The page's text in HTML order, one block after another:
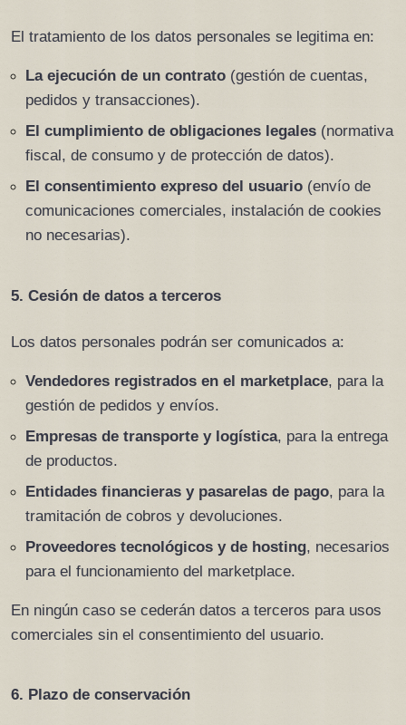
El tratamiento de los datos personales se legitima en:
La ejecución de un contrato (gestión de cuentas,
pedidos y transacciones).
El cumplimiento de obligaciones legales (normativa
fiscal, de consumo y de protección de datos).
El consentimiento expreso del usuario (envío de
comunicaciones comerciales, instalación de cookies
no necesarias).
5. Cesión de datos a terceros
Los datos personales podrán ser comunicados a:
Vendedores registrados en el marketplace, para la
gestión de pedidos y envíos.
Empresas de transporte y logística, para la entrega
de productos.
Entidades financieras y pasarelas de pago, para la
tramitación de cobros y devoluciones.
Proveedores tecnológicos y de hosting, necesarios
para el funcionamiento del marketplace.
En ningún caso se cederán datos a terceros para usos
comerciales sin el consentimiento del usuario.
6. Plazo de conservación